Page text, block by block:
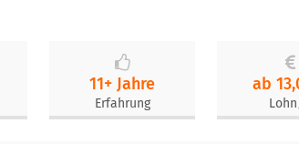
11+ Jahre
Erfahrung
ab